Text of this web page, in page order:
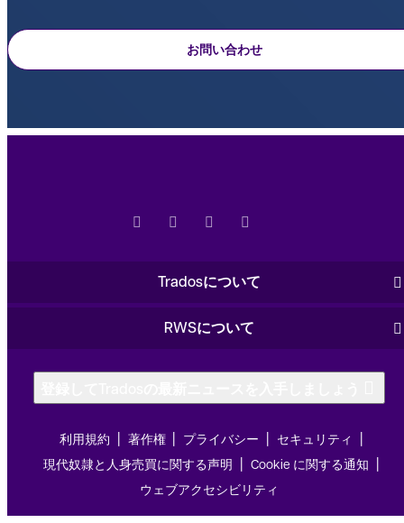
お問い合わせ
Tradosについて
RWSについて
利用規約 著作権 プライバシー
セキュリティ
現代奴隷と人身売買に関する声明
Cookie に関する通知
ウェブアクセシビリティ